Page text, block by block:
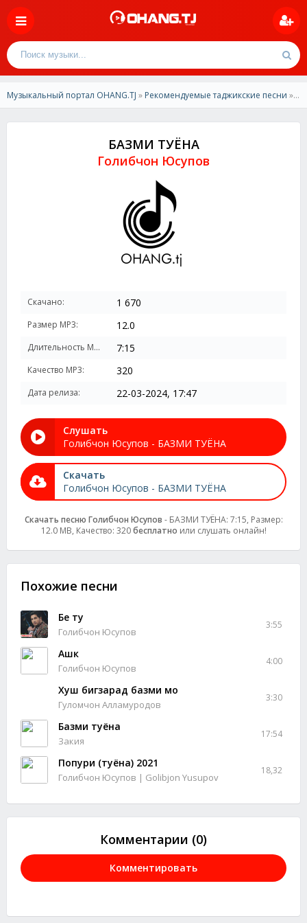
Музыкальный портал OHANG.TJ » Рекомендуемые таджикские песни » Голибчон Юсупов - БАЗМИ ТУЁНА
БАЗМИ ТУЁНА
Голибчон Юсупов
Скачано: 1 670
Размер MP3: 12.0
Длительность MP3: 7:15
Качество MP3: 320
Дата релиза: 22-03-2024, 17:47
Слушать
Голибчон Юсупов - БАЗМИ ТУЁНА
Скачать
Голибчон Юсупов - БАЗМИ ТУЁНА
Скачать песню Голибчон Юсупов - БАЗМИ ТУЁНА: 7:15, Размер:
12.0 MB, Качество: 320бесплатно или слушать онлайн!
Похожие песни
Бе ту
Голибчон Юсупов
3:55
Ашк
Голибчон Юсупов
4:00
Хуш бигзарад базми мо
Гуломчон Алламуродов
3:30
Базми туёна
Закия
17:54
Попури (туёна) 2021
Голибчон Юсупов | Golibjon Yusupov
18,32
Комментарии (0)
Комментировать